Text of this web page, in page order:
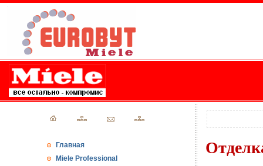
Главная
Miele Professional